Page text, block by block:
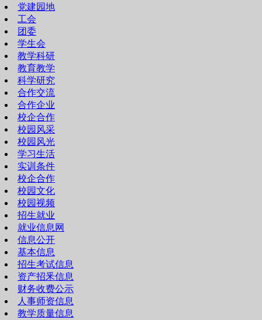
党建园地
工会
团委
学生会
教学科研
教育教学
科学研究
合作交流
合作企业
校企合作
校园风采
校园风光
学习生活
实训条件
校企合作
校园文化
校园视频
招生就业
就业信息网
信息公开
基本信息
招生考试信息
资产招釆信息
财务收费公示
人事师资信息
教学质量信息